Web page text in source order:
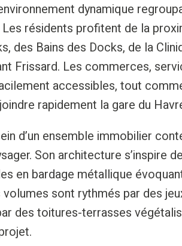
dynamique
résidents profitent de la
des Bains des Docks, de la
Frissard. Les commerces,
accessibles, tout
rapidement la gare du
d’un ensemble immobilier
Son architecture s’inspire
en bardage métallique
sont rythmés par des
des toitures-terrasses